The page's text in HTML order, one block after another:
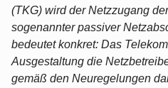
(TKG) wird der Netzzugang
sogenannter passiver
bedeutet konkret: Das
Ausgestaltung die
gemäß den Neuregelungen